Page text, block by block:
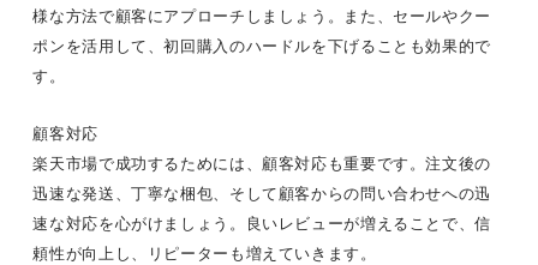
様な方法で顧客にアプローチしましょう。また、セールやクー
ポンを活用して、初回購入のハードルを下げることも効果的で
す。
顧客対応
楽天市場で成功するためには、顧客対応も重要です。注文後の
迅速な発送、丁寧な梱包、そして顧客からの問い合わせへの迅
速な対応を心がけましょう。良いレビューが増えることで、信
頼性が向上し、リピーターも増えていきます。